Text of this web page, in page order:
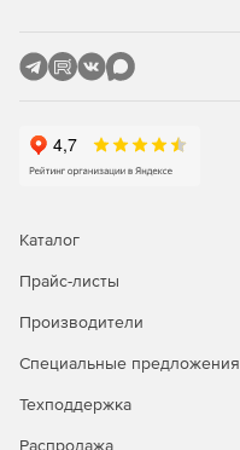
Каталог
Прайс-листы
Производители
Специальные предложения
Техподдержка
Распродажа